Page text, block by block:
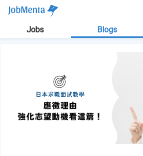
Jobs Blogs